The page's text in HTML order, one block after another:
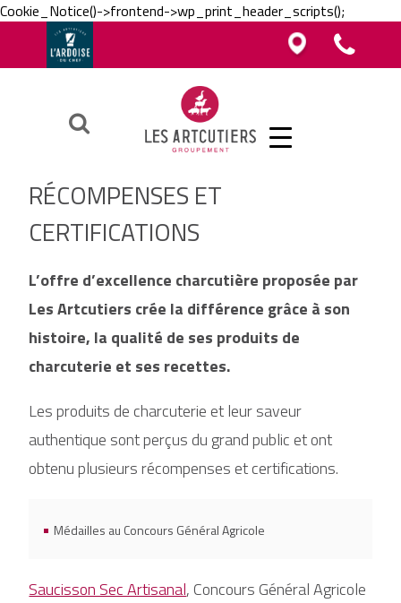
Cookie_Notice()->frontend->wp_print_header_scripts();
RÉCOMPENSES ET
CERTIFICATIONS
L’offre d’excellence charcutière proposée par
Les Artcutiers crée la différence grâce à son
histoire, la qualité de ses produits de
charcuterie et ses recettes.
Les produits de charcuterie et leur saveur
authentique sont perçus du grand public et ont
obtenu plusieurs récompenses et certifications.
Médailles au Concours Général Agricole
Saucisson Sec Artisanal, Concours Général Agricole